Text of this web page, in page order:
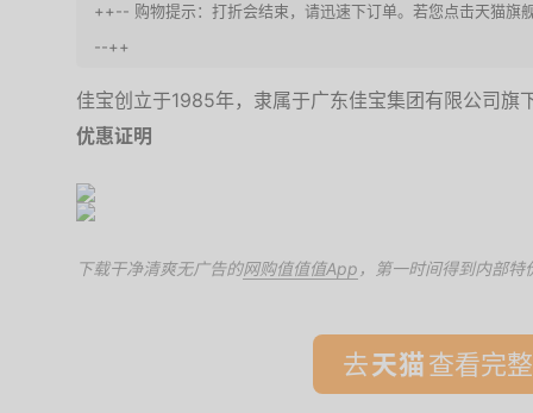
++-- 购物提示：打折会结束，请迅速下订单。若您点击天猫旗
--++
佳宝创立于1985年，隶属于广东佳宝集团有限公司旗
优惠证明
下载干净清爽无广告的网购值值值App ，第一时间得到内部特
去 查看完